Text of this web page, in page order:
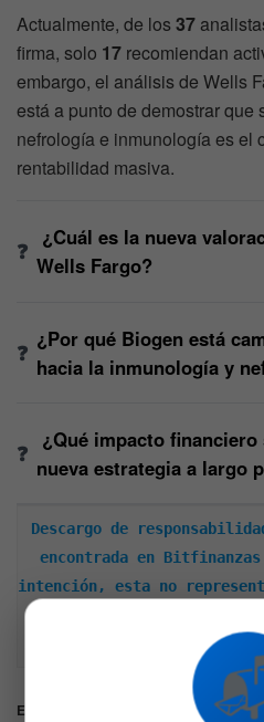
Actualmente, de los37
firma, solo 17 recomiendan
embargo, el análisis de Wells
está a punto de demostrar
nefrología e inmunología es el
rentabilidad masiva.
¿Cuál es la nueva
Wells Fargo?
¿Por qué Biogen está
hacia la inmunología y
¿Qué impacto financiero
nueva estrategia a largo
Descargo de
encontrada en
intención, esta no
Recuerda hacer siempre
Etiquetas: Biogen